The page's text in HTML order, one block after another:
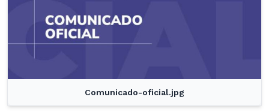
Comunicado-oficial.jpg